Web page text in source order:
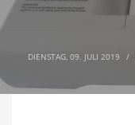
DIENSTAG, 09. JULI 2019 /